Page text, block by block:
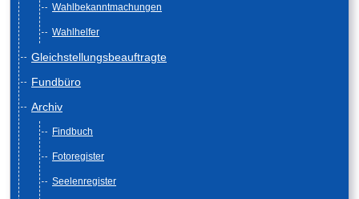
Wahlbekanntmachungen
Wahlhelfer
Gleichstellungsbeauftragte
Fundbüro
Archiv
Findbuch
Fotoregister
Seelenregister